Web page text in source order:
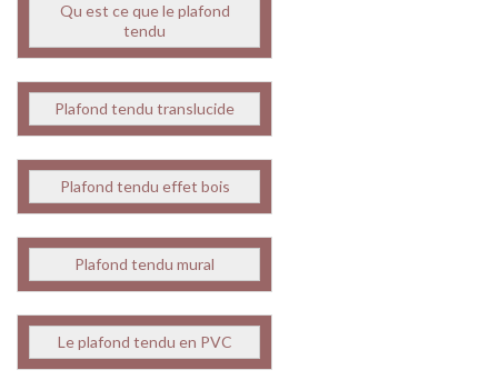
Qu est ce que le plafond
tendu
Plafond tendu translucide
Plafond tendu effet bois
Plafond tendu mural
Le plafond tendu en PVC